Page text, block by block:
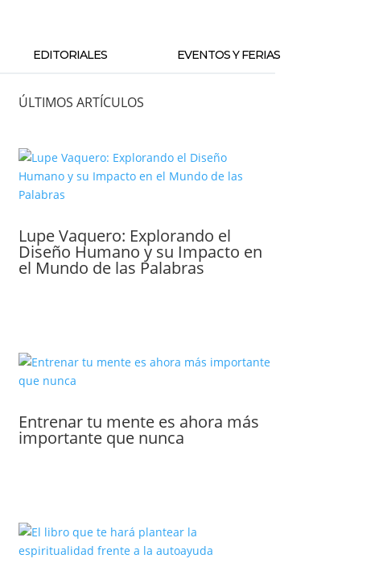
EDITORIALES EVENTOS Y FERIAS
ÚLTIMOS ARTÍCULOS
Lupe Vaquero: Explorando el
Diseño Humano y su Impacto en
el Mundo de las Palabras
Entrenar tu mente es ahora más
importante que nunca